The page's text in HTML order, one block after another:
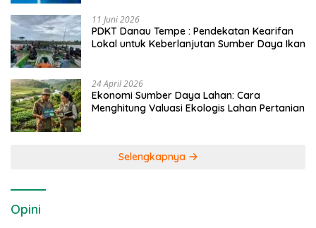
11 Juni 2026
PDKT Danau Tempe : Pendekatan Kearifan
Lokal untuk Keberlanjutan Sumber Daya Ikan
24 April 2026
Ekonomi Sumber Daya Lahan: Cara
Menghitung Valuasi Ekologis Lahan Pertanian
Selengkapnya
Opini